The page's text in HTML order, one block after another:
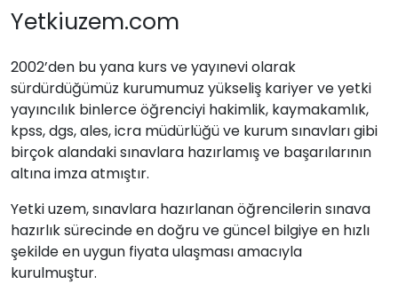
Yetkiuzem.com
2002’den bu yana kurs ve yayınevi olarak
sürdürdüğümüz kurumumuz yükseliş kariyer ve yetki
yayıncılık binlerce öğrenciyi hakimlik, kaymakamlık,
kpss, dgs, ales, icra müdürlüğü ve kurum sınavları gibi
birçok alandaki sınavlara hazırlamış ve başarılarının
altına imza atmıştır.
Yetki uzem, sınavlara hazırlanan öğrencilerin sınava
hazırlık sürecinde en doğru ve güncel bilgiye en hızlı
şekilde en uygun fiyata ulaşması amacıyla
kurulmuştur.